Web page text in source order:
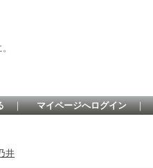
｜ マイページへログイン ｜
井